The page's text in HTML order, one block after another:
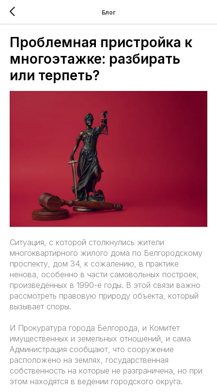
Блог
Проблемная пристройка к
многоэтажке: разбирать
или терпеть?
Ситуация, с которой столкнулись жители
многоквартирного жилого дома по Белгородскому
проспекту, дом 34, к сожалению, в практике
ненова, особенно в части самовольных построек,
произведённых в 1990-е годы. В этой связи важно
рассмотреть правовую природу объекта, который
вызывает споры.
И Прокуратура города Белгорода, и Комитет
имущественных и земельных отношений, и сама
Администрация сообщают, что сооружение
расположено на землях, государственная
собственность на которые не разграничена, но при
этом находятся в ведении городского округа.